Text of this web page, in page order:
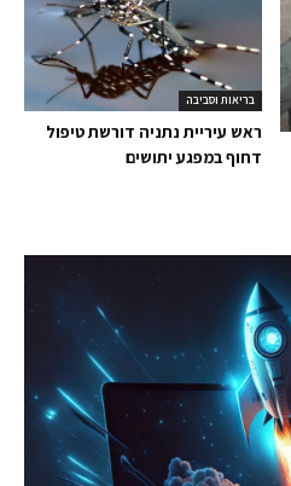
בריאות וסביבה
ראש עיריית נתניה דורשת טיפול
דחוף במפגע יתושים